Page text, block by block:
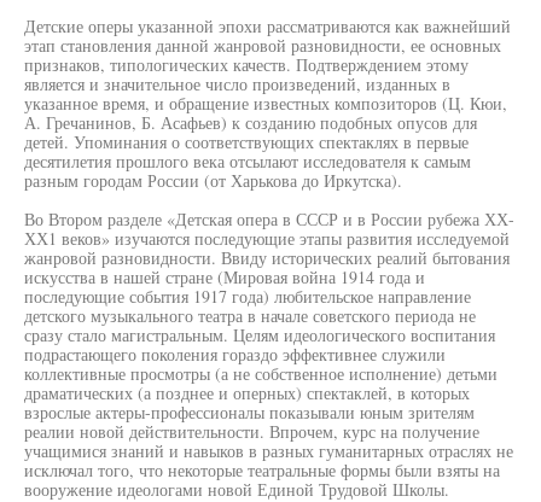
Детские оперы указанной эпохи рассматриваются как важнейший
этап становления данной жанровой разновидности, ее основных
признаков, типологических качеств. Подтверждением этому
является и значительное число произведений, изданных в
указанное время, и обращение известных композиторов (Ц. Кюи,
А. Гречанинов, Б. Асафьев) к созданию подобных опусов для
детей. Упоминания о соответствующих спектаклях в первые
десятилетия прошлого века отсылают исследователя к самым
разным городам России (от Харькова до Иркутска).
Во Втором разделе «Детская опера в СССР и в России рубежа ХХ-
ХХ1 веков» изучаются последующие этапы развития исследуемой
жанровой разновидности. Ввиду исторических реалий бытования
искусства в нашей стране (Мировая война 1914 года и
последующие события 1917 года) любительское направление
детского музыкального театра в начале советского периода не
сразу стало магистральным. Целям идеологического воспитания
подрастающего поколения гораздо эффективнее служили
коллективные просмотры (а не собственное исполнение) детьми
драматических (а позднее и оперных) спектаклей, в которых
взрослые актеры-профессионалы показывали юным зрителям
реалии новой действительности. Впрочем, курс на получение
учащимися знаний и навыков в разных гуманитарных отраслях не
исключал того, что некоторые театральные формы были взяты на
вооружение идеологами новой Единой Трудовой Школы.